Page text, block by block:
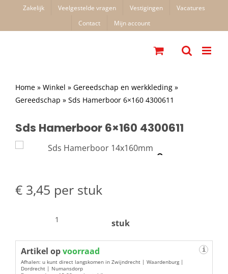
Zakelijk Veelgestelde vragen Vestigingen
Vacatures
Contact
Mijn account
Home» Winkel » Gereedschap en werkkleding»
Gereedschap » Sds Hamerboor 6×160 4300611
Sds Hamerboor 6×160 4300611
€3,45 per stuk
Sds
Hamerboor
6x160
4300611
stuk
Artikel opvoorraad
Afhalen: u kunt direct langskomen in Zwijndrecht | Waardenburg |
Dordrecht | Numansdorp
i